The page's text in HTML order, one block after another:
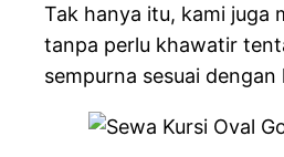
Tak hanya itu, kami juga
tanpa perlu khawatir
sempurna sesuai